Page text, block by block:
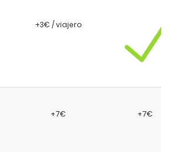
+3€ / viajero
+7€ +7€